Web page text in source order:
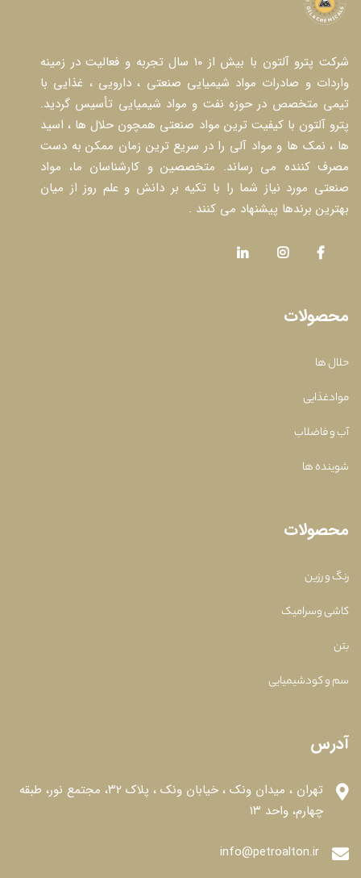
شرکت پترو آلتون با بیش از ۱۰ سال تجربه و فعالیت در زمینه
واردات و صادرات مواد شیمیایی صنعتی ، دارویی ، غذایی با
تیمی متخصص در حوزه نفت و مواد شیمیایی تأسیس گردید.
پترو آلتون با کیفیت ترین مواد صنعتی همچون حلال ها ، اسید
ها ، نمک ها و مواد آلی را در سریع ترین زمان ممکن به دست
مصرف کننده می رساند. متخصصین و کارشناسان ما، مواد
صنعتی مورد نیاز شما را با تکیه بر دانش و علم روز از میان
بهترین برندها پیشنهاد می کنند .
محصولات
حلال ها
موادغذایی
آب و فاضلاب
شوینده ها
محصولات
رنگ و رزین
کاشی وسرامیک
بتن
سم و کودشیمیایی
آدرس
تهران ، میدان ونک ، خیابان ونک ، پلاک ۳۲، مجتمع نور، طبقه
چهارم، واحد ۱۳
info@petroalton.ir